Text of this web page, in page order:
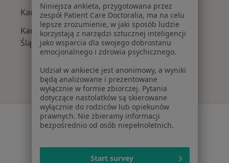
Kardiolodzy z NFZ w Siemianowicach Śląskich
Kardiolodzy z PZU Zdrowie w Siemianowicach
Śląskich
Serwis
Polityka prywatności pacjentów
Polityka prywatności profesjonalistów
Niniejsza ankieta, przygotowana przez
zespół Patient Care Doctoralia, ma na celu
lepsze zrozumienie, w jaki sposób ludzie
korzystają z narzędzi sztucznej inteligencji
jako wsparcia dla swojego dobrostanu
emocjonalnego i zdrowia psychicznego.
Udział w ankiecie jest anonimowy, a wyniki
będą analizowane i prezentowane
wyłącznie w formie zbiorczej. Pytania
dotyczące nastolatków są skierowane
wyłącznie do rodziców lub opiekunów
prawnych. Nie zbieramy informacji
bezpośrednio od osób niepełnoletnich.
Start survey